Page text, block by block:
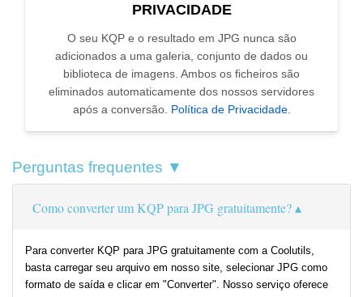
PRIVACIDADE
O seu KQP e o resultado em JPG nunca são
adicionados a uma galeria, conjunto de dados ou
biblioteca de imagens. Ambos os ficheiros são
eliminados automaticamente dos nossos servidores
após a conversão. Política de Privacidade.
Perguntas frequentes ▼
Como converter um KQP para JPG gratuitamente?
Para converter KQP para JPG gratuitamente com a Coolutils,
basta carregar seu arquivo em nosso site, selecionar JPG como
formato de saída e clicar em "Converter". Nosso serviço oferece